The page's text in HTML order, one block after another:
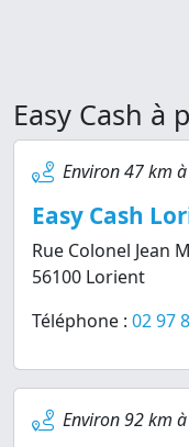
Easy Cash à
Environ 47 km
Easy Cash
Rue Colonel Jean
56100 Lorient
Téléphone : 02 97
Environ 92 km